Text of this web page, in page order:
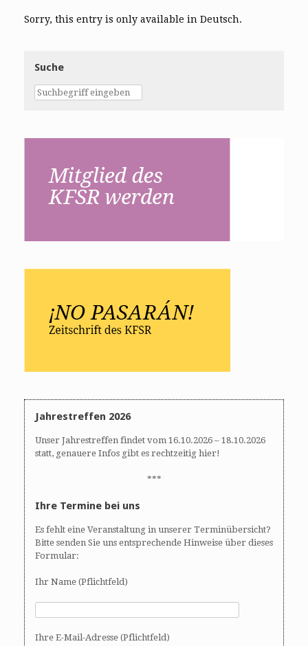
Sorry, this entry is only available in Deutsch.
Suche
Jahrestreffen 2026
Unser Jahrestreffen findet vom 16.10.2026 – 18.10.2026
statt, genauere Infos gibt es rechtzeitig hier!
***
Ihre Termine bei uns
Es fehlt eine Veranstaltung in unserer Terminübersicht?
Bitte senden Sie uns entsprechende Hinweise über dieses
Formular:
Ihr Name (Pflichtfeld)
Ihre E-Mail-Adresse (Pflichtfeld)